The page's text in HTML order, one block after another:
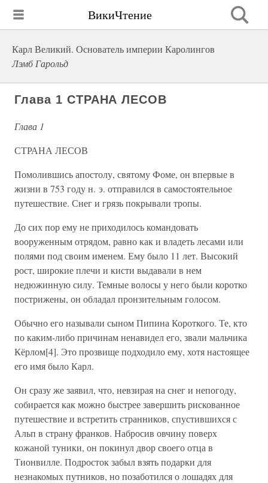
ВикиЧтение
Карл Великий. Основатель империи Каролингов
Лэмб Гарольд
Глава 1 СТРАНА ЛЕСОВ
Глава 1
СТРАНА ЛЕСОВ
Помолившись апостолу, святому Фоме, он впервые в
жизни в 753 году н. э. отправился в самостоятельное
путешествие. Снег и грязь покрывали тропы.
До сих пор ему не приходилось командовать
вооруженным отрядом, равно как и владеть лесами или
полями под своим именем. Ему было 11 лет. Высокий
рост, широкие плечи и кисти выдавали в нем
недюжинную силу. Темные волосы у него были коротко
пострижены, он обладал пронзительным голосом.
Обычно его называли сыном Пипина Короткого. Те, кто
по каким-либо причинам ненавидел его, звали мальчика
Кёрлом[4]. Это прозвище подходило ему, хотя настоящее
его имя было Карл.
Он сразу же заявил, что, невзирая на снег и непогоду,
собирается как можно быстрее завершить рискованное
путешествие и встретить странников, спустившихся с
Альп в страну франков. Набросив овчину поверх
кожаной туники, он покинул двор своего отца в
Тионвилле. Подросток забыл взять подарки для
незнакомых путников, но позаботился о лошадях для